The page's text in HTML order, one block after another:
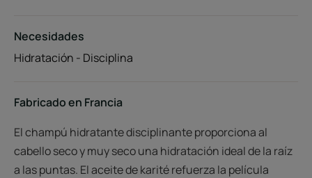
Necesidades
Hidratación - Disciplina
Fabricado en Francia
El champú hidratante disciplinante proporciona al
cabello seco y muy seco una hidratación ideal de la raíz
a las puntas. El aceite de karité refuerza la película